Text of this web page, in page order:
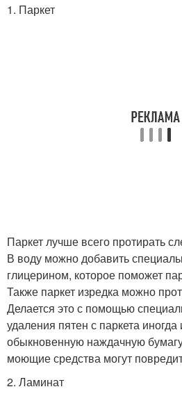
1. Паркет
Паркет лучше всего протирать
В воду можно добавить
глицерином, которое поможет
Также паркет изредка можно
Делается это с помощью
удаления пятен с паркета иногда
обыкновенную наждачную
моющие средства могут
2. Ламинат